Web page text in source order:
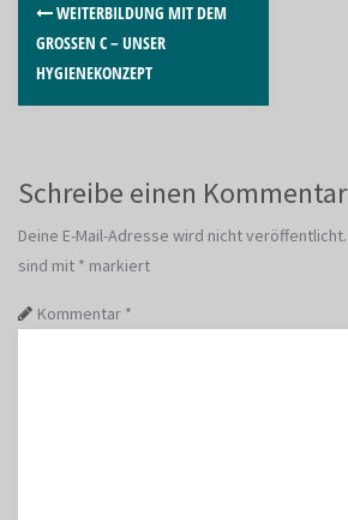
WEITERBILDUNG MIT DEM
GROSSEN C – UNSER H
YGIENEKONZEPT
Schreibe einen Kommentar
Deine E-Mail-Adresse wird nicht veröffentlicht.
sind mit * markiert
Kommentar *